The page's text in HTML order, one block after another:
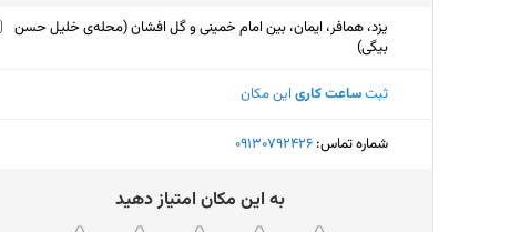
یزد، همافر، ایمان، بین امام خمینی و گل افشان (محله‌ی خلیل حسن
بیگی)
ثبتساعت کاری این مکان
شماره تماس: ‎09130792426
ﺑﻪ اﯾﻦ ﻣﮑﺎن اﻣﺘﯿﺎز دﻫﯿﺪ